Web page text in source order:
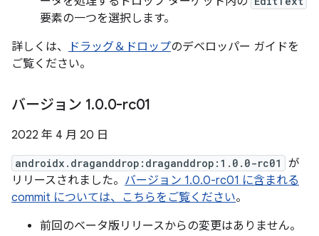
要素の一つを選択します。
詳しくは、
ドラッグ＆ドロップのデベロッパー ガイドを
ご覧ください。
バージョン 1.0.0-rc01
2022 年 4 月 20 日
androidx.draganddrop:draganddrop:1.0.0-rc01
が
リリースされました。 バージョン 1.0.0-rc01 に含まれる
commit については、こちらをご覧ください。
前回のベータ版リリースからの変更はありません。